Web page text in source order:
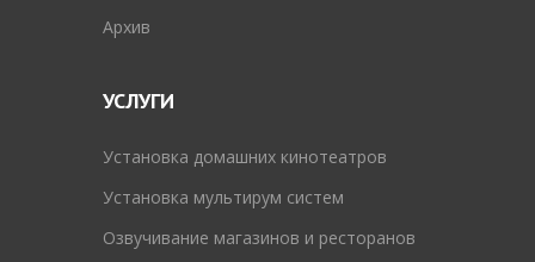
Архив
УСЛУГИ
Установка домашних кинотеатров
Установка мультирум систем
Озвучивание магазинов и ресторанов